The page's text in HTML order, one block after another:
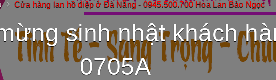
Cửa hàng lan hồ điệp ở Đà Nẵng - 0945.500.700 Hoa Lan Bảo Ngọc
sinh nhật khách
0705A